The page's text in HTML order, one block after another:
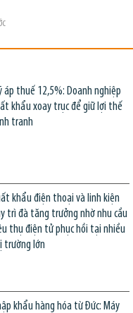
áp thuế 12,5%: Doanh nghiệp
khẩu xoay trục để giữ lợi thế
tranh
khẩu điện thoại và linh kiện
trì đà tăng trưởng nhờ nhu cầu
thụ điện tử phục hồi tại nhiều
trường lớn
khẩu hàng hóa từ Đức: Máy